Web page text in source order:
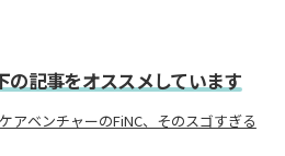
の記事をオススメしています
アベンチャーのFiNC、そのスゴすぎる